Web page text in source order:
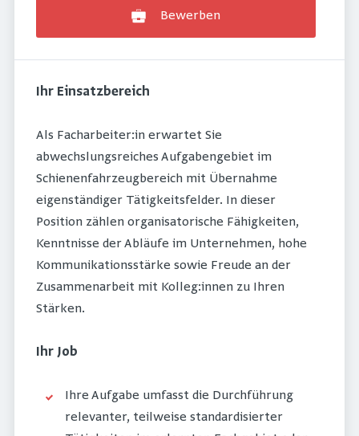
Bewerben
Ihr Einsatzbereich
Als Facharbeiter:in erwartet Sie
abwechslungsreiches Aufgabengebiet im
Schienenfahrzeugbereich mit Übernahme
eigenständiger Tätigkeitsfelder. In dieser
Position zählen organisatorische Fähigkeiten,
Kenntnisse der Abläufe im Unternehmen, hohe
Kommunikationsstärke sowie Freude an der
Zusammenarbeit mit Kolleg:innen zu Ihren
Stärken.
Ihr Job
Ihre Aufgabe umfasst die Durchführung
relevanter, teilweise standardisierter